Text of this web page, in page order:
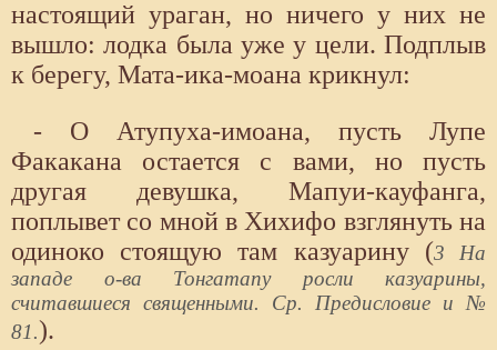
настоящий ураган, но ничего у них не
вышло: лодка была уже у цели. Подплыв
к берегу, Мата-ика-моана крикнул:
- О Атупуха-имоана, пусть Лупе
Факакана остается с вами, но пусть
другая девушка, Мапуи-кауфанга,
поплывет со мной в Хихифо взглянуть на
одиноко стоящую там казуарину (3 На
западе о-ва Тонгатапу росли казуарины,
считавшиеся священными. Ср. Предисловие и №
81.).